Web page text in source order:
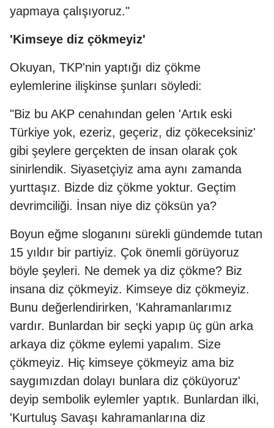
yapmaya çalışıyoruz."
'Kimseye diz çökmeyiz'
Okuyan, TKP'nin yaptığı diz çökme
eylemlerine ilişkinse şunları söyledi:
"Biz bu AKP cenahından gelen 'Artık eski
Türkiye yok, ezeriz, geçeriz, diz çökeceksiniz'
gibi şeylere gerçekten de insan olarak çok
sinirlendik. Siyasetçiyiz ama aynı zamanda
yurttaşız. Bizde diz çökme yoktur. Geçtim
devrimciliği. İnsan niye diz çöksün ya?
Boyun eğme sloganını sürekli gündemde tutan
15 yıldır bir partiyiz. Çok önemli görüyoruz
böyle şeyleri. Ne demek ya diz çökme? Biz
insana diz çökmeyiz. Kimseye diz çökmeyiz.
Bunu değerlendirirken, 'Kahramanlarımız
vardır. Bunlardan bir seçki yapıp üç gün arka
arkaya diz çökme eylemi yapalım. Size
çökmeyiz. Hiç kimseye çökmeyiz ama biz
saygımızdan dolayı bunlara diz çöküyoruz'
deyip sembolik eylemler yaptık. Bunlardan ilki,
'Kurtuluş Savaşı kahramanlarına diz